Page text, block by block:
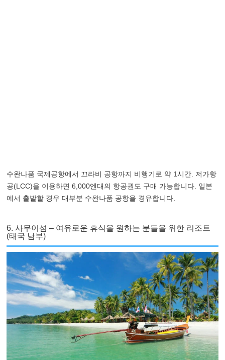
수완나품 국제공항에서 끄라비 공항까지 비행기로 약 1시간. 저가항
공(LCC)을 이용하면 6,000엔대의 항공권도 구매 가능합니다. 일본
에서 출발할 경우 대부분 수완나품 공항을 경유합니다.
6. 사무이섬 – 여유로운 휴식을 원하는 분들을 위한 리조트
(태국 남부)